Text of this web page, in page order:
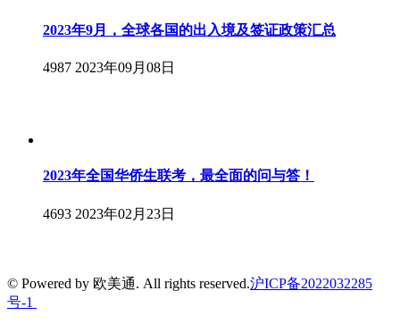
2023年9月，全球各国的出入境及签证政策汇总
4987 2023年09月08日
2023年全国华侨生联考，最全面的问与答！
4693 2023年02月23日
© Powered by 欧美通. All rights reserved.沪ICP备2022032285
号-1